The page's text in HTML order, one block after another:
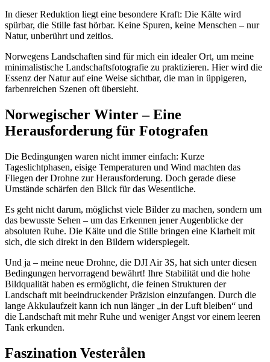
In dieser Reduktion liegt eine besondere Kraft: Die Kälte wird
spürbar, die Stille fast hörbar. Keine Spuren, keine Menschen – nur
Natur, unberührt und zeitlos.
Norwegens Landschaften sind für mich ein idealer Ort, um meine
minimalistische Landschaftsfotografie zu praktizieren. Hier wird die
Essenz der Natur auf eine Weise sichtbar, die man in üppigeren,
farbenreichen Szenen oft übersieht.
Norwegischer Winter – Eine
Herausforderung für Fotografen
Die Bedingungen waren nicht immer einfach: Kurze
Tageslichtphasen, eisige Temperaturen und Wind machten das
Fliegen der Drohne zur Herausforderung. Doch gerade diese
Umstände schärfen den Blick für das Wesentliche.
Es geht nicht darum, möglichst viele Bilder zu machen, sondern um
das bewusste Sehen – um das Erkennen jener Augenblicke der
absoluten Ruhe. Die Kälte und die Stille bringen eine Klarheit mit
sich, die sich direkt in den Bildern widerspiegelt.
Und ja – meine neue Drohne, die DJI Air 3S, hat sich unter diesen
Bedingungen hervorragend bewährt! Ihre Stabilität und die hohe
Bildqualität haben es ermöglicht, die feinen Strukturen der
Landschaft mit beeindruckender Präzision einzufangen. Durch die
lange Akkulaufzeit kann ich nun länger „in der Luft bleiben“ und
die Landschaft mit mehr Ruhe und weniger Angst vor einem leeren
Tank erkunden.
Faszination Vesterålen